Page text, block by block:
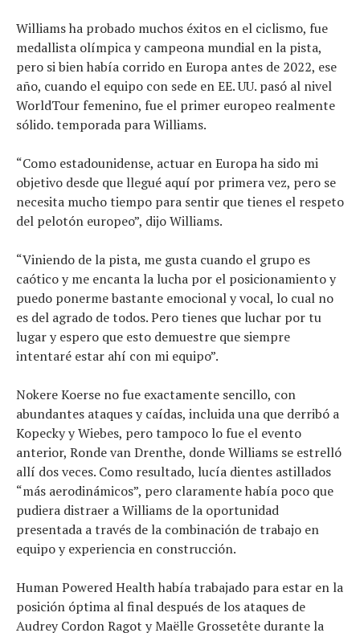
Williams ha probado muchos éxitos en el ciclismo, fue
medallista olímpica y campeona mundial en la pista,
pero si bien había corrido en Europa antes de 2022, ese
año, cuando el equipo con sede en EE. UU. pasó al nivel
WorldTour femenino, fue el primer europeo realmente
sólido. temporada para Williams.
“Como estadounidense, actuar en Europa ha sido mi
objetivo desde que llegué aquí por primera vez, pero se
necesita mucho tiempo para sentir que tienes el respeto
del pelotón europeo”, dijo Williams.
“Viniendo de la pista, me gusta cuando el grupo es
caótico y me encanta la lucha por el posicionamiento y
puedo ponerme bastante emocional y vocal, lo cual no
es del agrado de todos. Pero tienes que luchar por tu
lugar y espero que esto demuestre que siempre
intentaré estar ahí con mi equipo”.
Nokere Koerse no fue exactamente sencillo, con
abundantes ataques y caídas, incluida una que derribó a
Kopecky y Wiebes, pero tampoco lo fue el evento
anterior, Ronde van Drenthe, donde Williams se estrelló
allí dos veces. Como resultado, lucía dientes astillados
“más aerodinámicos”, pero claramente había poco que
pudiera distraer a Williams de la oportunidad
presentada a través de la combinación de trabajo en
equipo y experiencia en construcción.
Human Powered Health había trabajado para estar en la
posición óptima al final después de los ataques de
Audrey Cordon Ragot y Maëlle Grossetête durante la